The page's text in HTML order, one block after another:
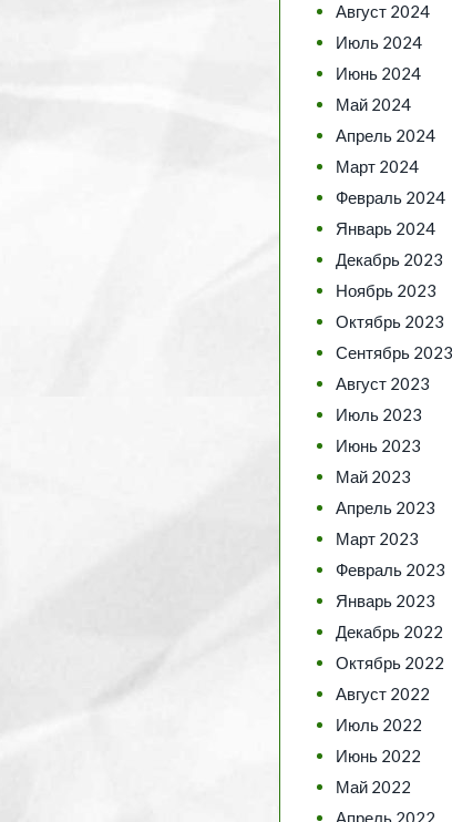
Август 2024
Июль 2024
Июнь 2024
Май 2024
Апрель 2024
Март 2024
Февраль 2024
Январь 2024
Декабрь 2023
Ноябрь 2023
Октябрь 2023
Сентябрь 2023
Август 2023
Июль 2023
Июнь 2023
Май 2023
Апрель 2023
Март 2023
Февраль 2023
Январь 2023
Декабрь 2022
Октябрь 2022
Август 2022
Июль 2022
Июнь 2022
Май 2022
Апрель 2022